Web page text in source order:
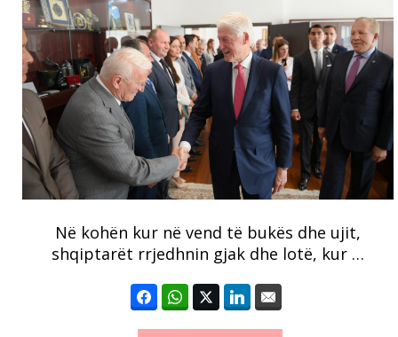
Në kohën kur në vend të bukës dhe ujit,
shqiptarët rrjedhnin gjak dhe lotë, kur …